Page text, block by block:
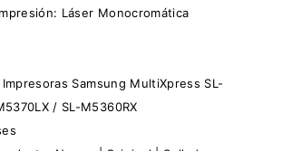
Láser Monocromática
Samsung MultiXpress SL-
/ SL-M5360RX